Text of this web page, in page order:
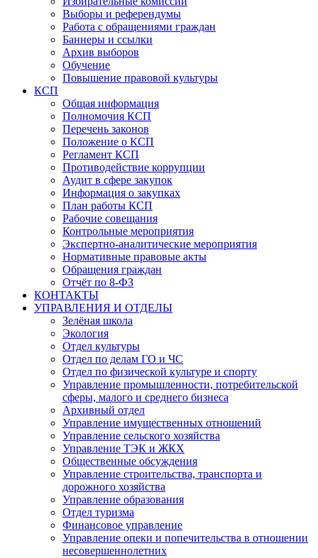
Выборы и референдумы
Работа с обращениями граждан
Баннеры и ссылки
Архив выборов
Обучение
Повышение правовой культуры
КСП
Общая информация
Полномочия КСП
Перечень законов
Положение о КСП
Регламент КСП
Противодействие коррупции
Аудит в сфере закупок
Информация о закупках
План работы КСП
Рабочие совещания
Контрольные мероприятия
Экспертно-аналитические мероприятия
Нормативные правовые акты
Обращения граждан
Отчёт по 8-ФЗ
КОНТАКТЫ
УПРАВЛЕНИЯ И ОТДЕЛЫ
Зелёная школа
Экология
Отдел культуры
Отдел по делам ГО и ЧС
Отдел по физической культуре и спорту
Управление промышленности, потребительской
сферы, малого и среднего бизнеса
Архивный отдел
Управление имущественных отношений
Управление сельского хозяйства
Управление ТЭК и ЖКХ
Общественные обсуждения
Управление строительства, транспорта и
дорожного хозяйства
Управление образования
Отдел туризма
Финансовое управление
Управление опеки и попечительства в отношении
несовершеннолетних